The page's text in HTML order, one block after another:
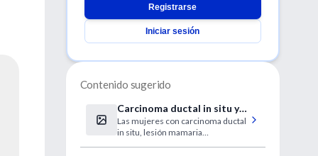
Registrarse
Iniciar sesión
Contenido sugerido
Carcinoma ductal in situ y
riesgo de cáncer de mama
Las mujeres con carcinoma ductal
in situ, lesión mamaria